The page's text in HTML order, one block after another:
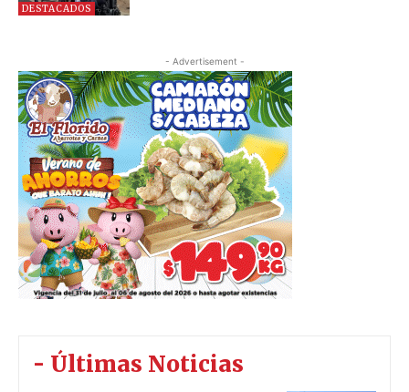
DESTACADOS
- Advertisement -
- Últimas Noticias